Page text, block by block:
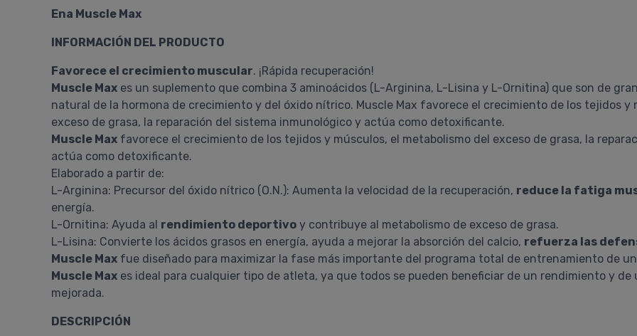
Ena Muscle Max
INFORMACIÓN DEL PRODUCTO
Favorece el crecimiento muscular. ¡Rápida recuperación!
Muscle Max es un suplemento que combina 3 aminoácidos (L-Arginina, L-Lisina y L-Ornitina) que son de
natural de la hormona de crecimiento y del óxido nítrico. Muscle Max favorece el crecimiento de los tejidos y
exceso de grasa, la reparación del sistema inmunológico y actúa como detoxificante.
Muscle Max favorece el crecimiento de los tejidos y músculos, el metabolismo del exceso de grasa, la
actúa como detoxificante.
Elaborado a partir de:
L-Arginina: Precursor del óxido nítrico (O.N.): Aumenta la velocidad de la recuperación, reduce la fatiga
energía.
L-Ornitina: Ayuda al rendimiento deportivo y contribuye al metabolismo de exceso de grasa.
L-Lisina: Convierte los ácidos grasos en energía, ayuda a mejorar la absorción del calcio, refuerza las
Muscle Max fue diseñado para maximizar la fase más importante del programa total de entrenamiento de
Muscle Max es ideal para cualquier tipo de atleta, ya que todos se pueden beneficiar de un rendimiento y
mejorada.
DESCRIPCIÓN